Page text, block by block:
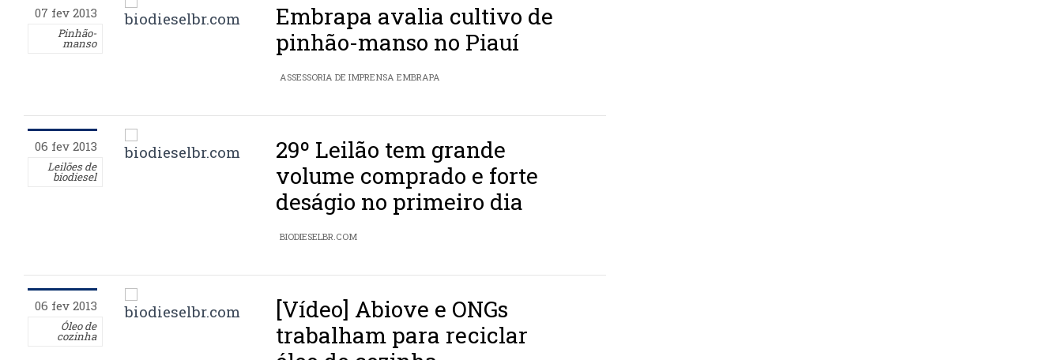
07 fev 2013
Pinhão-
manso
Embrapa avalia cultivo de
pinhão-manso no Piauí
ASSESSORIA DE IMPRENSA EMBRAPA
06 fev 2013
Leilões de
biodiesel
29º Leilão tem grande
volume comprado e forte
deságio no primeiro dia
BIODIESELBR.COM
06 fev 2013
Óleo de
cozinha
[Vídeo] Abiove e ONGs
trabalham para reciclar